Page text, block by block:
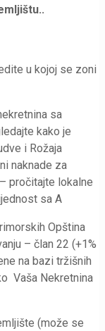
u kojoj se zoni
sa
kako je
i Rožaja
naknade za
pročitajte lokalne
sa A
Opština
– član 22 (+1%
na bazi tržišnih
Vaša Nekretnina
(može se